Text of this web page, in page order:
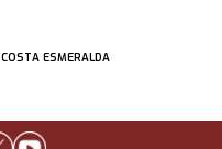
COSTA ESMERALDA